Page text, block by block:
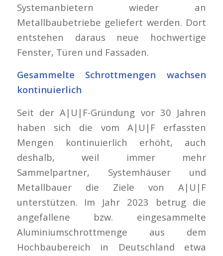
Systemanbietern wieder an
Metallbaubetriebe geliefert werden. Dort
entstehen daraus neue hochwertige
Fenster, Türen und Fassaden.
Gesammelte Schrottmengen wachsen
kontinuierlich
Seit der A|U|F-Gründung vor 30 Jahren
haben sich die vom A|U|F erfassten
Mengen kontinuierlich erhöht, auch
deshalb, weil immer mehr
Sammelpartner, Systemhäuser und
Metallbauer die Ziele von A|U|F
unterstützen. Im Jahr 2023 betrug die
angefallene bzw. eingesammelte
Aluminiumschrottmenge aus dem
Hochbaubereich in Deutschland etwa